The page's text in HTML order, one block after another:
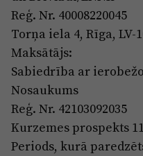
Izglītība
Veselība
Ģimene
Vide
Sports
Drošība
Reģ. Nr. 40008220045
Torņa iela 4, Rīga, LV-
Maksātājs:
Sabiedrība ar
Nosaukums
Reģ. Nr. 42103092035
Kurzemes prospekts
Periods, kurā